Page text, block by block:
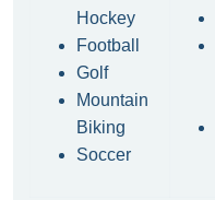
Hockey
Football
Golf
Mountain
Biking
Soccer